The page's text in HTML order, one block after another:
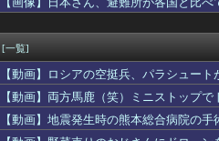
焼いてお召し上がりください」俺「
に話かけたらこうなるwww
イが作ったタマネギ、お前らの想像す
テレビ渡邊渚さん、『地獄』に逆戻り
ザと喋れるアプリ」、陰キャすぎて
に来た時に、我が家を舐めるように隅
、高市。総理大臣という立場だとして
報士・吉井明子、45歳で見せたビキニ
[一覧]
【動画】ロシアの空挺兵、パラシュート
【動画】両方馬鹿（笑）ミニストップ
【動画】地震発生時の熊本総合病院の